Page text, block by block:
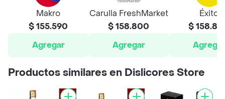
Makro
$ 155.590
Agregar
Carulla FreshMarket
$ 158.800
Agregar
Éxito
$
Agregar
Productos similares en Dislicores Store